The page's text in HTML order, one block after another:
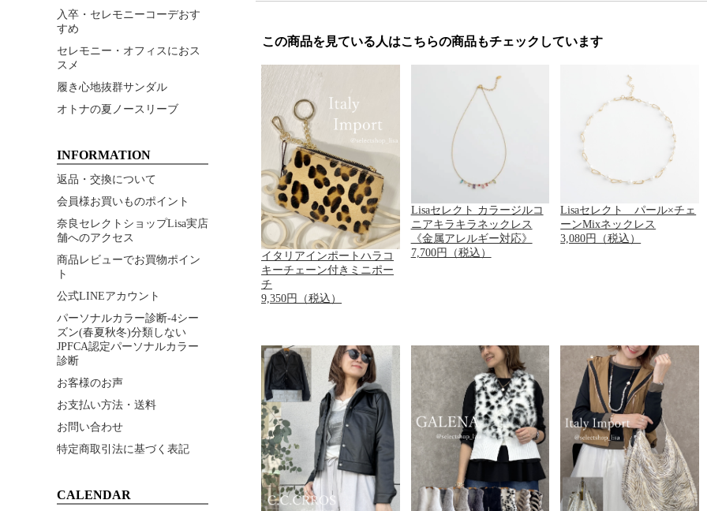
この商品を見ている人はこちらの商品もチェックしています
イタリアインポートハラコ
キーチェーン付きミニポー
チ
9,350円（税込）
Lisaセレクト カラージルコ
ニアキラキラネックレス
《金属アレルギー対応》
7,700円（税込）
Lisaセレクト パール×チェ
ーンMixネックレス
3,080円（税込）
入卒・セレモニーコーデおす
すめ
セレモニー・オフィスにおス
スメ
履き心地抜群サンダル
オトナの夏ノースリーブ
INFORMATION
返品・交換について
会員様お買いものポイント
奈良セレクトショップLisa実店
舗へのアクセス
商品レビューでお買物ポイン
ト
公式LINEアカウント
パーソナルカラー診断-4シー
ズン(春夏秋冬)分類しない
JPFCA認定パーソナルカラー
診断
お客様のお声
お支払い方法・送料
お問い合わせ
特定商取引法に基づく表記
CALENDAR